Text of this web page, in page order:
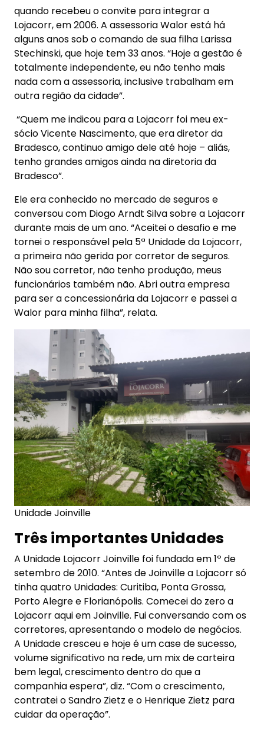
quando recebeu o convite para integrar a
Lojacorr, em 2006. A assessoria Walor está há
alguns anos sob o comando de sua filha Larissa
Stechinski, que hoje tem 33 anos. “Hoje a gestão é
totalmente independente, eu não tenho mais
nada com a assessoria, inclusive trabalham em
outra região da cidade”.
“Quem me indicou para a Lojacorr foi meu ex-
sócio Vicente Nascimento, que era diretor da
Bradesco, continuo amigo dele até hoje – aliás,
tenho grandes amigos ainda na diretoria da
Bradesco”.
Ele era conhecido no mercado de seguros e
conversou com Diogo Arndt Silva sobre a Lojacorr
durante mais de um ano. “Aceitei o desafio e me
tornei o responsável pela 5ª Unidade da Lojacorr,
a primeira não gerida por corretor de seguros.
Não sou corretor, não tenho produção, meus
funcionários também não. Abri outra empresa
para ser a concessionária da Lojacorr e passei a
Walor para minha filha”, relata.
Unidade Joinville
Três importantes Unidades
A Unidade Lojacorr Joinville foi fundada em 1º de
setembro de 2010. “Antes de Joinville a Lojacorr só
tinha quatro Unidades: Curitiba, Ponta Grossa,
Porto Alegre e Florianópolis. Comecei do zero a
Lojacorr aqui em Joinville. Fui conversando com os
corretores, apresentando o modelo de negócios.
A Unidade cresceu e hoje é um case de sucesso,
volume significativo na rede, um mix de carteira
bem legal, crescimento dentro do que a
companhia espera”, diz. “Com o crescimento,
contratei o Sandro Zietz e o Henrique Zietz para
cuidar da operação”.